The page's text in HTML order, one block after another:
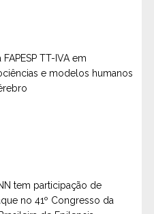
FAPESP TT-IVA em
e modelos humanos
tem participação de
no 41º Congresso da